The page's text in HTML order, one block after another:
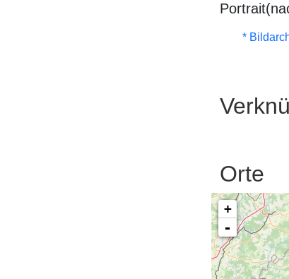
*
Orte
+
-